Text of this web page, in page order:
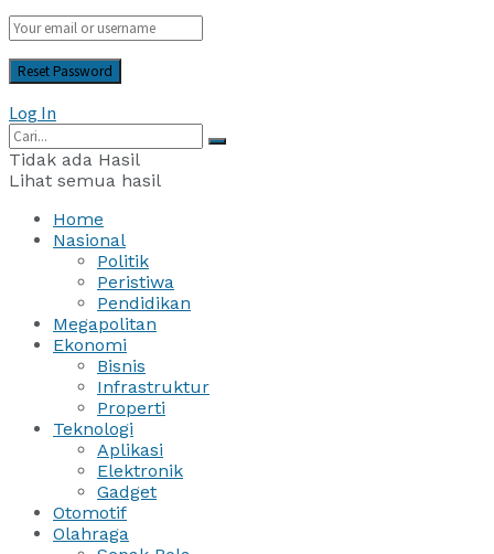
Log In
Tidak ada Hasil
Lihat semua hasil
Home
Nasional
Politik
Peristiwa
Pendidikan
Megapolitan
Ekonomi
Bisnis
Infrastruktur
Properti
Teknologi
Aplikasi
Elektronik
Gadget
Otomotif
Olahraga